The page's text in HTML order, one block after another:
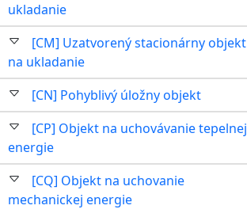
ukladanie
[CM] Uzatvorený stacionárny objekt
na ukladanie
[CN] Pohyblivý úložny objekt
[CP] Objekt na uchovávanie tepelnej
energie
[CQ] Objekt na uchovanie
mechanickej energie